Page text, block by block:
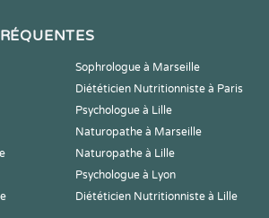
Sophrologue à Marseille
Diététicien Nutritionniste à Paris
Psychologue à Lille
Naturopathe à Marseille
Naturopathe à Lille
Psychologue à Lyon
Diététicien Nutritionniste à Lille